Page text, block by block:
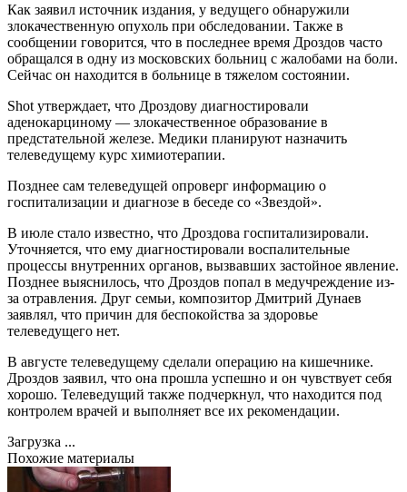
Как заявил источник издания, у ведущего обнаружили
злокачественную опухоль при обследовании. Также в
сообщении говорится, что в последнее время Дроздов часто
обращался в одну из московских больниц с жалобами на боли.
Сейчас он находится в больнице в тяжелом состоянии.
Shot утверждает, что Дроздову диагностировали
аденокарциному — злокачественное образование в
предстательной железе. Медики планируют назначить
телеведущему курс химиотерапии.
Позднее сам телеведущей опроверг информацию о
госпитализации и диагнозе в беседе со «Звездой».
В июле стало известно, что Дроздова госпитализировали.
Уточняется, что ему диагностировали воспалительные
процессы внутренних органов, вызвавших застойное явление.
Позднее выяснилось, что Дроздов попал в медучреждение из-
за отравления. Друг семьи, композитор Дмитрий Дунаев
заявлял, что причин для беспокойства за здоровье
телеведущего нет.
В августе телеведущему сделали операцию на кишечнике.
Дроздов заявил, что она прошла успешно и он чувствует себя
хорошо. Телеведущий также подчеркнул, что находится под
контролем врачей и выполняет все их рекомендации.
Загрузка ...
Похожие материалы